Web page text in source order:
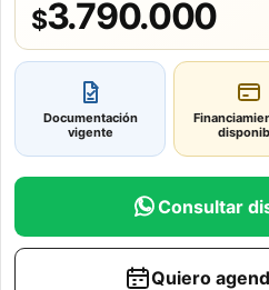
$3.790.000
Documentación
vigente
Consultar
Quiero